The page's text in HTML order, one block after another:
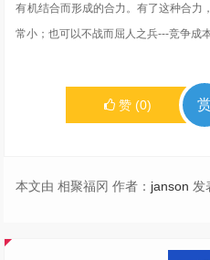
有机结合而形成的合力。有了这种合力
常小；也可以不战而屈人之兵---竞争成
赞 (0) 赏
本文由 相聚福冈 作者： janson 发